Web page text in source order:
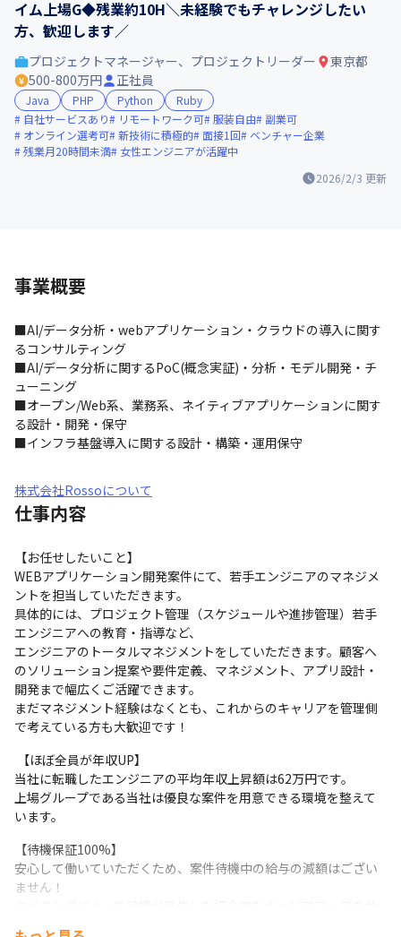
イム上場G◆残業約10H＼未経験でもチャレンジしたい
方、歓迎します／
2026/2/3 更新
プロジェクトマネージャー、プロジェクトリーダー
東京都
500-800万円
正社員
Java PHP Python
Ruby
自社サービスあり
リモートワーク可 服装自由
副業可
オンライン選考可 新技術に積極的 面接1回
ベンチャー企業
残業月20時間未満
女性エンジニアが活躍中
事業概要
■AI/データ分析・webアプリケーション・クラウドの導入に関す
るコンサルティング
■AI/データ分析に関するPoC(概念実証)・分析・モデル開発・チ
ューニング
■オープン/Web系、業務系、ネイティブアプリケーションに関す
る設計・開発・保守
■インフラ基盤導入に関する設計・構築・運用保守
株式会社Rossoについて
仕事内容
【お任せしたいこと】
WEBアプリケーション開発案件にて、若手エンジニアのマネジメ
ントを担当していただきます。
具体的には、プロジェクト管理（スケジュールや進捗管理）若手
エンジニアへの教育・指導など、
エンジニアのトータルマネジメントをしていただきます。顧客へ
のソリューション提案や要件定義、マネジメント、アプリ設計・
開発まで幅広くご活躍できます。
まだマネジメント経験はなくとも、これからのキャリアを管理側
で考えている方も大歓迎です！
当社に転職したエンジニアの平均年収上昇額は62万円です。
上場グループである当社は優良な案件を用意できる環境を整えて
います。
【待機保証100%】
安心して働いていただくため、案件待機中の給与の減額はござい
ません！